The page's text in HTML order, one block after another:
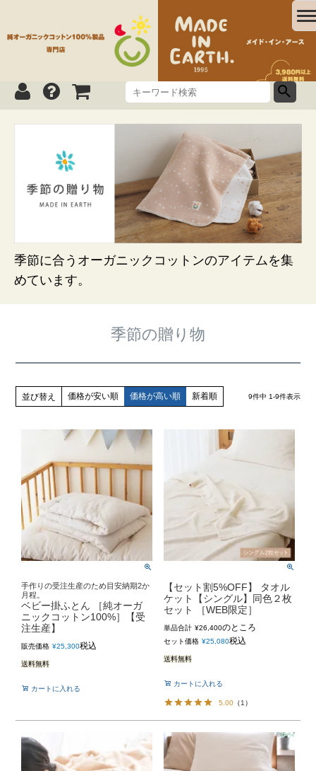
季節に合うオーガニックコットンのアイテムを集
めています。
季節の贈り物
並び替え 価格が安い順 価格が高い順 新着順 9件中 1-9件表示
手作りの受注生産のため目安納期2か
月程。
ベビー掛ふとん ［純オーガ
ニックコットン100%］【受
注生産】
販売価格 ¥25,300税込
送料無料
カートに入れる
【セット割5%OFF】 タオル
ケット【シングル】同色２枚
セット ［WEB限定］
単品合計 ¥26,400のところ
セット価格 ¥25,080税込
送料無料
カートに入れる
5.00 （1 ）